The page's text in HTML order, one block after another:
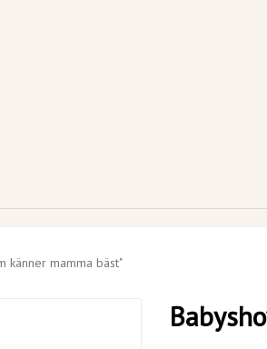
känner mamma bäst"